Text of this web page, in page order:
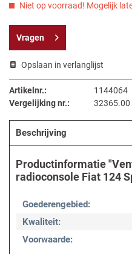
Niet op voorraad! Mogelijk
Vragen
Opslaan in verlanglijst
Artikelnr.:
1144064
Vergelijking nr.:
32365.00
Beschrijving
Productinformatie
radioconsole Fiat 124
Goederengebied:
Kwaliteit:
Voorwaarde: